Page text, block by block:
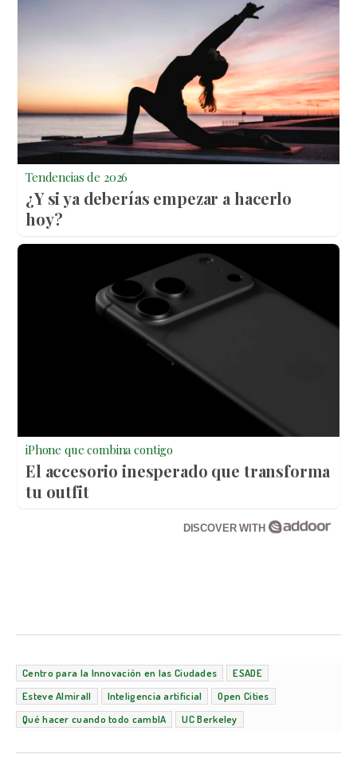
Tendencias de 2026
¿Y si ya deberías empezar a hacerlo
hoy?
iPhone que combina contigo
El accesorio inesperado que transforma
tu outfit
DISCOVER WITH
Centro para la Innovación en las Ciudades
ESADE
Esteve Almirall
Inteligencia artificial
Open Cities
Qué hacer cuando todo cambIA
UC Berkeley